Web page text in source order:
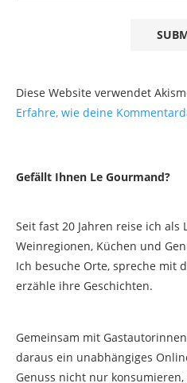
Diese Website verwendet
Erfahre, wie deine
Gefällt Ihnen Le Gourmand?
Seit fast 20 Jahren reise ich als
Weinregionen, Küchen und
Ich besuche Orte, spreche mit
erzähle ihre Geschichten.
Gemeinsam mit
daraus ein unabhängiges
Genuss nicht nur